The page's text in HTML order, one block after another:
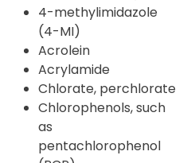
4-methylimidazole
(4-MI)
Acrolein
Acrylamide
Chlorate, perchlorate
Chlorophenols, such
as
pentachlorophenol